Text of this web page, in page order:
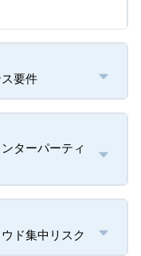
要件
ターパーティ
ド集中リスク